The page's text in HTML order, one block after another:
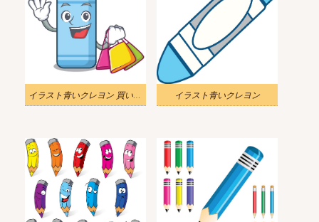
イラスト青いクレヨン 買い物に行く イラスト青いクレヨン